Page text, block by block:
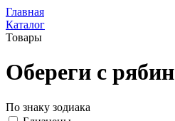
Главная
Каталог
Товары
Обереги с
По знаку зодиака